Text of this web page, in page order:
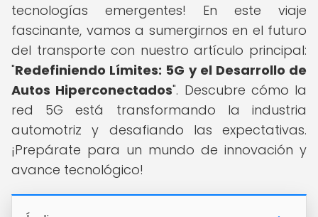
tecnologías emergentes! En este viaje
fascinante, vamos a sumergirnos en el futuro
del transporte con nuestro artículo principal:
"Redefiniendo Límites: 5G y el Desarrollo de
Autos Hiperconectados". Descubre cómo la
red 5G está transformando la industria
automotriz y desafiando las expectativas.
¡Prepárate para un mundo de innovación y
avance tecnológico!